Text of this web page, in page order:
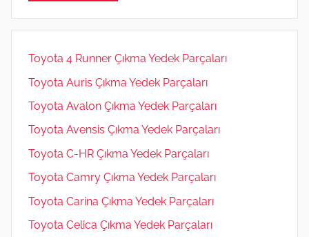
Toyota 4 Runner Çıkma Yedek Parçaları
Toyota Auris Çıkma Yedek Parçaları
Toyota Avalon Çıkma Yedek Parçaları
Toyota Avensis Çıkma Yedek Parçaları
Toyota C-HR Çıkma Yedek Parçaları
Toyota Camry Çıkma Yedek Parçaları
Toyota Carina Çıkma Yedek Parçaları
Toyota Celica Çıkma Yedek Parçaları